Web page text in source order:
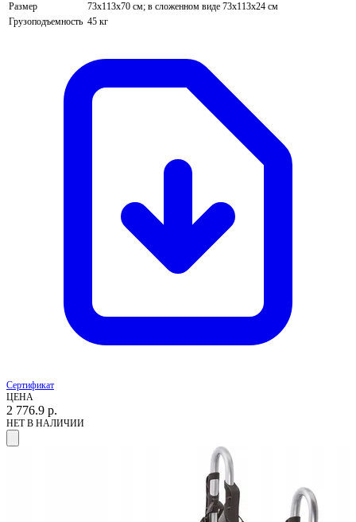
Размер
73х113х70 см; в сложенном виде 73х113х24 см
Грузоподъемность 45 кг
Сертификат
ЦЕНА
2 776.9 р.
НЕТ В НАЛИЧИИ